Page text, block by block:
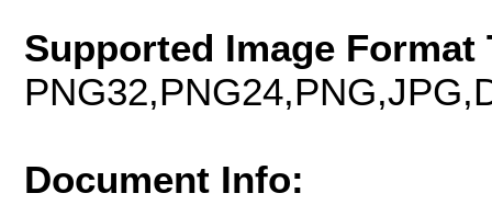
Supported Image Format
Document Info: